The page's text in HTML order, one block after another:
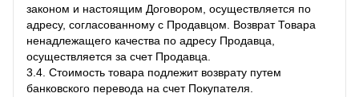
законом и настоящим Договором, осуществляется по
адресу, согласованному с Продавцом. Возврат Товара
ненадлежащего качества по адресу Продавца,
осуществляется за счет Продавца.
3.4. Стоимость товара подлежит возврату путем
банковского перевода на счет Покупателя.